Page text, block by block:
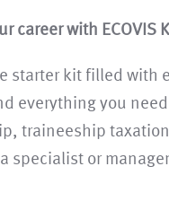
career with ECOVIS
starter kit filled with
everything you
traineeship
specialist or